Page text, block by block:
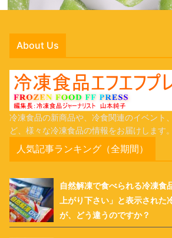
About Us
冷凍食品の新商品や、冷食関連のイベント
ど、様々な冷凍食品の情報をお届けします。
人気記事ランキング（全期間）
自然解凍で食べられる冷凍食
上がり下さい」と表示された
が、どう違うのですか？